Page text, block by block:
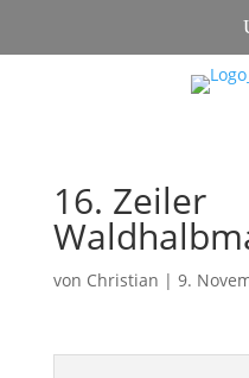
16. Zeiler
von Christian | 9.